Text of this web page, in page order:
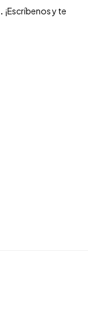
¡Escríbenos y te